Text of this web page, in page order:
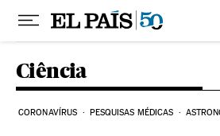
Pular para o conteúdo
Ciência
CORONAVÍRUS PESQUISAS MÉDICAS